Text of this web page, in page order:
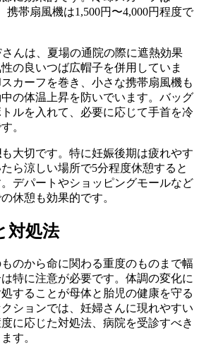
携帯扇風機は1,500円〜4,000円程度で
んは、夏場の通院の際に遮熱効果
の良いつば広帽子を併用していま
カーフを巻き、小さな携帯扇風機も
の体温上昇を防いでいます。バッグ
ルを入れて、必要に応じて手首を冷
。
も大切です。特に妊娠後期は疲れやす
ら涼しい場所で5分程度休憩すると
デパートやショッピングモールなど
休憩も効果的です。
対処法
のから命に関わる重度のものまで幅
特に注意が必要です。体調の変化に
することが母体と胎児の健康を守る
ションでは、妊婦さんに現れやすい
に応じた対処法、病院を受診すべき
す。